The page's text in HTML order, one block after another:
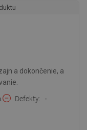
a dokončenie, a
Defekty -